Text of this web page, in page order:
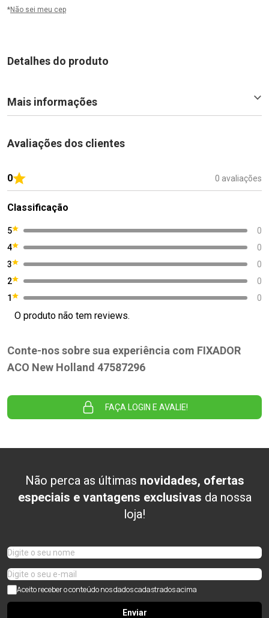
*Não sei meu cep
Detalhes do produto
Mais informações
Avaliações dos clientes
0 0 avaliações
Classificação
5
0
4
0
3
0
2
0
1
0
O produto não tem reviews.
Conte-nos sobre sua experiência com FIXADOR
ACO New Holland 47587296
FAÇA LOGIN E AVALIE!
Não perca as últimas novidades, ofertas
especiais e vantagens exclusivas da nossa
loja!
Aceito receber o conteúdo nos dados cadastrados acima
Enviar